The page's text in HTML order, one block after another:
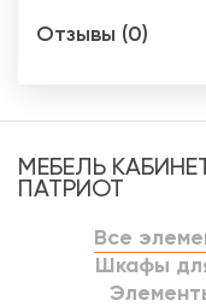
Отзывы (0)
МЕБЕЛЬ
ПАТРИОТ
Все
Шкафы